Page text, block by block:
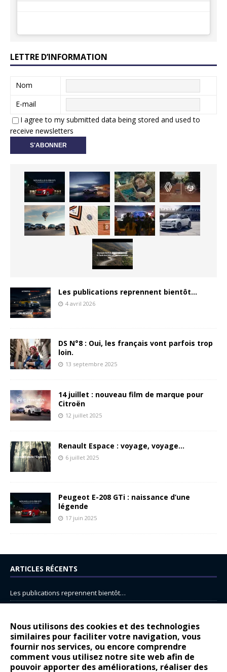
Nous utilisons des cookies et des technologies
similaires pour faciliter votre navigation, vous
fournir nos services, ou encore comprendre
comment vous utilisez notre site web afin de
pouvoir apporter des améliorations, réaliser des
LETTRE D’INFORMATION
Nom
E-mail
I agree to my submitted data being stored and used to
receive newsletters
Les publications reprennent bientôt…
4 avril 2026
DS N°8 : Oui, les français vont parfois trop
loin.
13 septembre 2025
14 juillet : nouveau film de marque pour
Citroën
12 juillet 2025
Renault Espace : voyage, voyage…
6 juillet 2025
Peugeot E-208 GTi : naissance d’une
légende
17 juin 2025
ARTICLES RÉCENTS
Les publications reprennent bientôt…
14 juillet : nouveau film de marque pour Citroën
Renault Espace : voyage, voyage…
Peugeot E-208 GTi : naissance d’une légende